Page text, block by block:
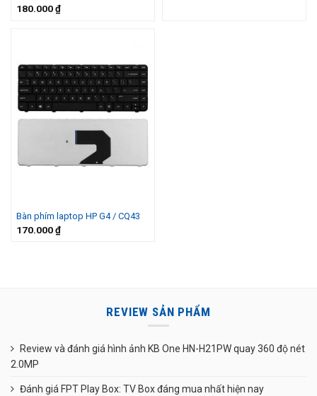
180.000₫
Bàn phím laptop HP G4 / CQ43
170.000₫
REVIEW SẢN PHẨM
Review và đánh giá hình ảnh KB One HN-H21PW quay 360 độ nét
2.0MP
Đánh giá FPT Play Box: TV Box đáng mua nhất hiện nay